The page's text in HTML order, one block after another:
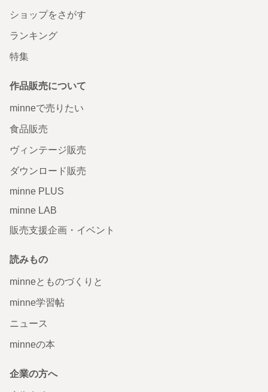
ショップをさがす
ランキング
特集
作品販売について
minneで売りたい
食品販売
ヴィンテージ販売
ダウンロード販売
minne PLUS
minne LAB
販売支援企画・イベント
読みもの
minneとものづくりと
minne学習帖
ニュース
minneの本
企業の方へ